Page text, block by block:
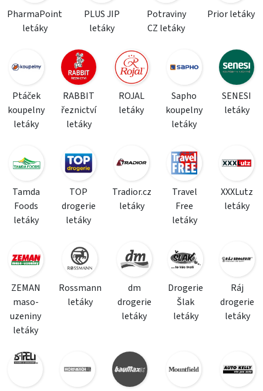
PharmaPoint
letáky
PLUS JIP
letáky
Potraviny
CZ letáky
Prior letáky
Ptáček
koupelny
letáky
RABBIT
řeznictví
letáky
ROJAL
letáky
Sapho
koupelny
letáky
SENESI
letáky
Tamda
Foods
letáky
TOP
drogerie
letáky
Tradior.cz
letáky
Travel
Free
letáky
XXXLutz
letáky
ZEMAN
maso-
uzeniny
letáky
Rossmann
letáky
dm
drogerie
letáky
Drogerie
Šlak
letáky
Ráj
drogerie
letáky